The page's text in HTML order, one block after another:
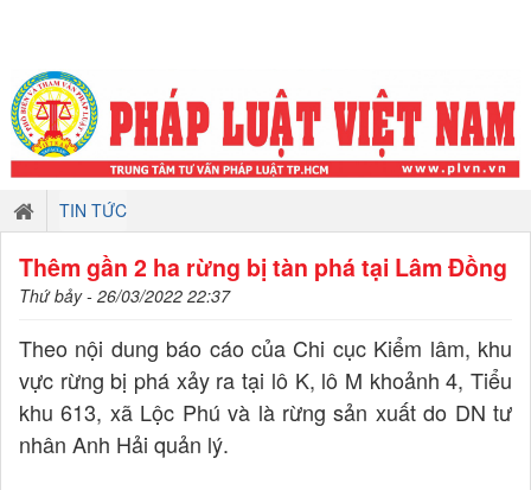
TIN TỨC
Thêm gần 2 ha rừng bị tàn phá tại Lâm Đồng
Thứ bảy - 26/03/2022 22:37
Theo nội dung báo cáo của Chi cục Kiểm lâm, khu
vực rừng bị phá xảy ra tại lô K, lô M khoảnh 4, Tiểu
khu 613, xã Lộc Phú và là rừng sản xuất do DN tư
nhân Anh Hải quản lý.